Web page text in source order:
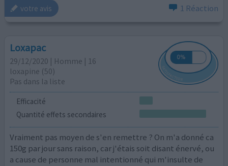
votre avis 1 Réaction
Loxapac
29/12/2020 | Homme | 16
loxapine (50)
Pas dans la liste
Efficacité
Quantité effets secondaires
Vraiment pas moyen de s'en remettre ? On m'a donné ca
150g par jour sans raison, car j'étais soit disant énervé, ou
a cause de personne mal intentionné qui m'insulte de